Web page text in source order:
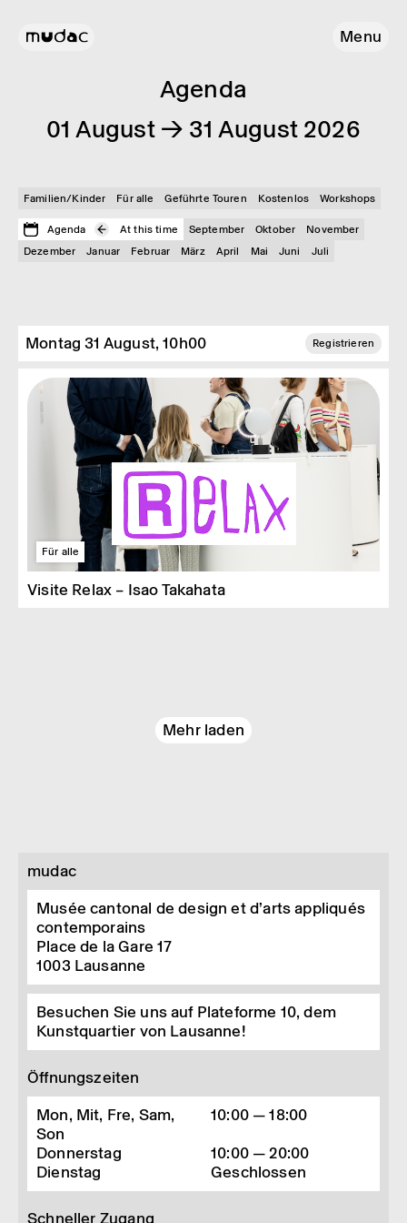
Menu
Agenda
01 August → 31 August 2026
Familien/Kinder Für alle Geführte Touren Kostenlos Workshops
Agenda At this time September Oktober
November
Dezember
Januar Februar März April Mai Juni Juli
Montag 31 August, 10h00 Registrieren
Für alle
Visite Relax – Isao Takahata
Mehr laden
mudac
Musée cantonal de design et d’arts appliqués
contemporains
Place de la Gare 17
1003 Lausanne
Besuchen Sie uns auf Plateforme 10, dem
Kunstquartier von Lausanne!
Öffnungszeiten
Mon, Mit, Fre, Sam,
Son
10:00 — 18:00
Donnerstag
10:00 — 20:00
Dienstag
Geschlossen
Schneller Zugang